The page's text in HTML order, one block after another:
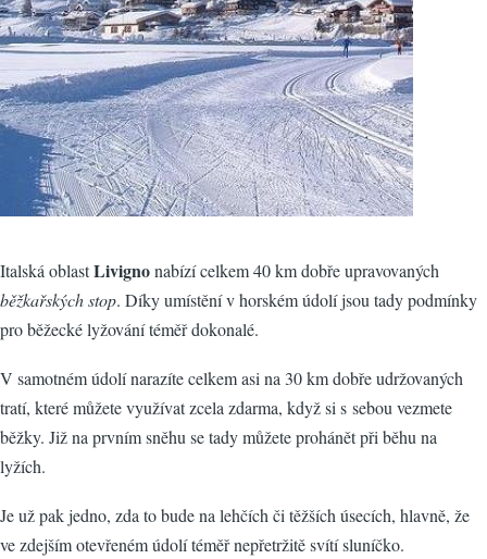
Italská oblastLivignonabízí celkem 40 km dobře upravovaných
běžkařských stop. Díky umístění v horském údolí jsou tady podmínky
pro běžecké lyžování téměř dokonalé.
V samotném údolí narazíte celkem asi na 30 km dobře udržovaných
tratí, které můžete využívat zcela zdarma, když si s sebou vezmete
běžky. Již na prvním sněhu se tady můžete prohánět při běhu na
lyžích.
Je už pak jedno, zda to bude na lehčích či těžších úsecích, hlavně, že
ve zdejším otevřeném údolí téměř nepřetržitě svítí sluníčko.